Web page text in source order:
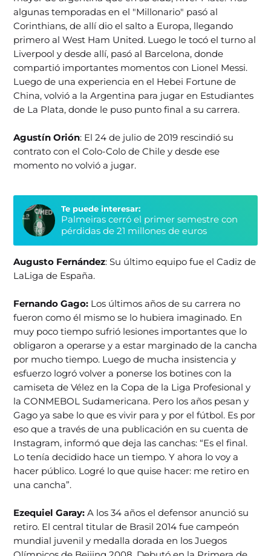
algunas temporadas en el "Millonario" pasó al
Corinthians, de allí dio el salto a Europa, llegando
primero al West Ham United. Luego le tocó el turno al
Liverpool y desde allí, pasó al Barcelona, donde
compartió importantes momentos con Lionel Messi.
Luego de una experiencia en el Hebei Fortune de
China, volvió a la Argentina para jugar en Estudiantes
de La Plata, donde le puso punto final a su carrera.
Agustín Orión: El 24 de julio de 2019 rescindió su
contrato con el Colo-Colo de Chile y desde ese
momento no volvió a jugar.
Te puede interesar:
Palmeiras cerró el primer semestre con
pérdidas de 21 millones de euros
Augusto Fernández: Su último equipo fue el Cadiz de
LaLiga de España.
Fernando Gago: Los últimos años de su carrera no
fueron como él mismo se lo hubiera imaginado. En
muy poco tiempo sufrió lesiones importantes que lo
obligaron a operarse y a estar marginado de la cancha
por mucho tiempo. Luego de mucha insistencia y
esfuerzo logró volver a ponerse los botines con la
camiseta de Vélez en la Copa de la Liga Profesional y
la CONMEBOL Sudamericana. Pero los años pesan y
Gago ya sabe lo que es vivir para y por el fútbol. Es por
eso que a través de una publicación en su cuenta de
Instagram, informó que deja las canchas: “Es el final.
Lo tenía decidido hace un tiempo. Y ahora lo voy a
hacer público. Logré lo que quise hacer: me retiro en
una cancha”.
Ezequiel Garay: A los 34 años el defensor anunció su
retiro. El central titular de Brasil 2014 fue campeón
mundial juvenil y medalla dorada en los Juegos